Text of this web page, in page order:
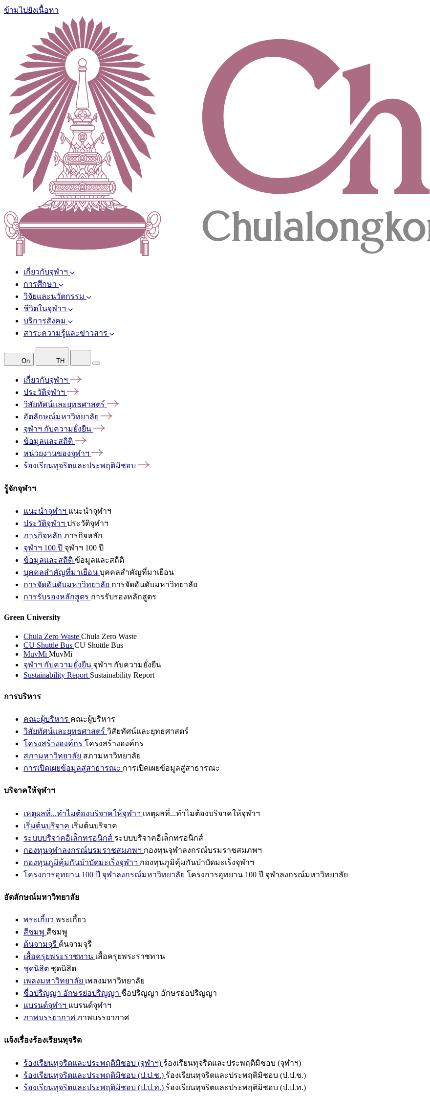
ข้ามไปยังเนื้อหา
เกี่ยวกับจุฬาฯ
การศึกษา
วิจัยและนวัตกรรม
ชีวิตในจุฬาฯ
บริการสังคม
สาระความรู้และข่าวสาร
On TH
เกี่ยวกับจุฬาฯ
ประวัติจุฬาฯ
วิสัยทัศน์และยุทธศาสตร์
อัตลักษณ์มหาวิทยาลัย
จุฬาฯ กับความยั่งยืน
ข้อมูลและสถิติ
หน่วยงานของจุฬาฯ
ร้องเรียนทุจริตและประพฤติมิชอบ
รู้จักจุฬาฯ
แนะนำจุฬาฯ แนะนำจุฬาฯ
ประวัติจุฬาฯ ประวัติจุฬาฯ
ภารกิจหลัก ภารกิจหลัก
จุฬาฯ 100 ปี จุฬาฯ 100 ปี
ข้อมูลและสถิติ ข้อมูลและสถิติ
บุคคลสำคัญที่มาเยือน บุคคลสำคัญที่มาเยือน
การจัดอันดับมหาวิทยาลัย การจัดอันดับมหาวิทยาลัย
การรับรองหลักสูตร การรับรองหลักสูตร
Green University
Chula Zero Waste Chula Zero Waste
CU Shuttle Bus CU Shuttle Bus
MuvMi MuvMi
จุฬาฯ กับความยั่งยืน จุฬาฯ กับความยั่งยืน
Sustainability Report Sustainability Report
การบริหาร
คณะผู้บริหาร คณะผู้บริหาร
วิสัยทัศน์และยุทธศาสตร์ วิสัยทัศน์และยุทธศาสตร์
โครงสร้างองค์กร โครงสร้างองค์กร
สภามหาวิทยาลัย สภามหาวิทยาลัย
การเปิดเผยข้อมูลสู่สาธารณะ การเปิดเผยข้อมูลสู่สาธารณะ
บริจาคให้จุฬาฯ
เหตุผลที่...ทำไมต้องบริจาคให้จุฬาฯ เหตุผลที่...ทำไมต้องบริจาคให้จุฬาฯ
เริ่มต้นบริจาค เริ่มต้นบริจาค
ระบบบริจาคอิเล็กทรอนิกส์ ระบบบริจาคอิเล็กทรอนิกส์
กองทุนจุฬาลงกรณ์บรมราชสมภพฯ กองทุนจุฬาลงกรณ์บรมราชสมภพฯ
กองทุนภูมิคุ้มกันบำบัดมะเร็งจุฬาฯ กองทุนภูมิคุ้มกันบำบัดมะเร็งจุฬาฯ
โครงการอุทยาน 100 ปี จุฬาลงกรณ์มหาวิทยาลัย โครงการอุทยาน 100 ปี จุฬาลงกรณ์มหาวิทยาลัย
อัตลักษณ์มหาวิทยาลัย
พระเกี้ยว พระเกี้ยว
สีชมพู สีชมพู
ต้นจามจุรี ต้นจามจุรี
เสื้อครุยพระราชทาน เสื้อครุยพระราชทาน
ชุดนิสิต ชุดนิสิต
เพลงมหาวิทยาลัย เพลงมหาวิทยาลัย
ชื่อปริญญา อักษรย่อปริญญา ชื่อปริญญา อักษรย่อปริญญา
แบรนด์จุฬาฯ แบรนด์จุฬาฯ
ภาพบรรยากาศ ภาพบรรยากาศ
แจ้งเรื่องร้องเรียนทุจริต
ร้องเรียนทุจริตและประพฤติมิชอบ (จุฬาฯ) ร้องเรียนทุจริตและประพฤติมิชอบ (จุฬาฯ)
ร้องเรียนทุจริตและประพฤติมิชอบ (ป.ป.ช.) ร้องเรียนทุจริตและประพฤติมิชอบ (ป.ป.ช.)
ร้องเรียนทุจริตและประพฤติมิชอบ (ป.ป.ท.) ร้องเรียนทุจริตและประพฤติมิชอบ (ป.ป.ท.)